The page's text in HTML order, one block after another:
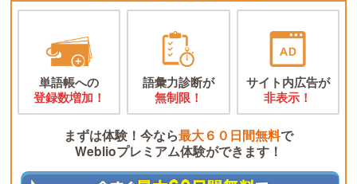
単語帳への
登録数増加！
語彙力診断が
無制限！
サイト内広告が
非表示！
まずは体験！今なら最大６０日間無料で
Weblioプレミアム体験ができます！